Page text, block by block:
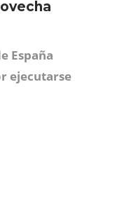
España
ejecutarse